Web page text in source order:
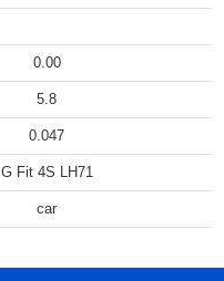
0.00
5.8
0.047
G Fit 4S LH71
car